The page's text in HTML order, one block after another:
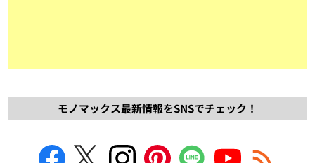
モノマックス最新情報をSNSでチェック！